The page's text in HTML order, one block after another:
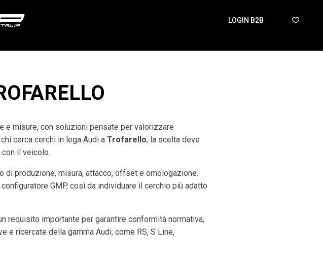
LOGIN B2B
e misure, con soluzioni pensate per valorizzare
cerca cerchi in lega Audi a Trofarello, la scelta deve
il veicolo.
di produzione, misura, attacco, offset e omologazione.
GMP, così da individuare il cerchio più adatto
requisito importante per garantire conformità normativa,
ricercate della gamma Audi, come RS, S Line,